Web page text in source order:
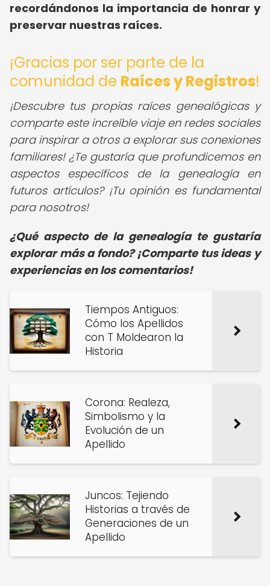
recordándonos la importancia de honrar y
preservar nuestras raíces.
¡Gracias por ser parte de la
comunidad de Raíces y Registros!
¡Descubre tus propias raíces genealógicas y
comparte este increíble viaje en redes sociales
para inspirar a otros a explorar sus conexiones
familiares! ¿Te gustaría que profundicemos en
aspectos específicos de la genealogía en
futuros artículos? ¡Tu opinión es fundamental
para nosotros!
¿Qué aspecto de la genealogía te gustaría
explorar más a fondo? ¡Comparte tus ideas y
experiencias en los comentarios!
Tiempos Antiguos:
Cómo los Apellidos
con T Moldearon la
Historia
Corona: Realeza,
Simbolismo y la
Evolución de un
Apellido
Juncos: Tejiendo
Historias a través de
Generaciones de un
Apellido